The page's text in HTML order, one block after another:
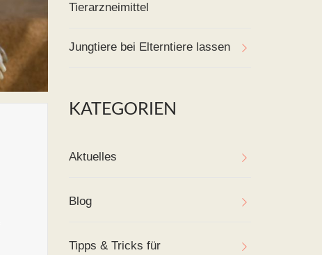
Tierarzneimittel
Jungtiere bei Elterntiere lassen
KATEGORIEN
Aktuelles
Blog
Tipps & Tricks für